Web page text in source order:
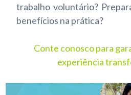
trabalho voluntário?
benefícios na prática?
Conte conosco para
experiência